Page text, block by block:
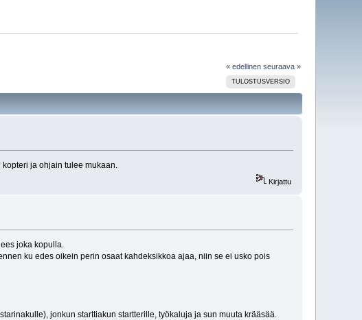
« edellinen seuraava »
TULOSTUSVERSIO
ja ohjain tulee mukaan.
Kirjattu
joka kopulla.
ku edes oikein perin osaat kahdeksikkoa ajaa, niin se ei usko pois
jonkun starttiakun startterille, työkaluja ja sun muuta krääsää.